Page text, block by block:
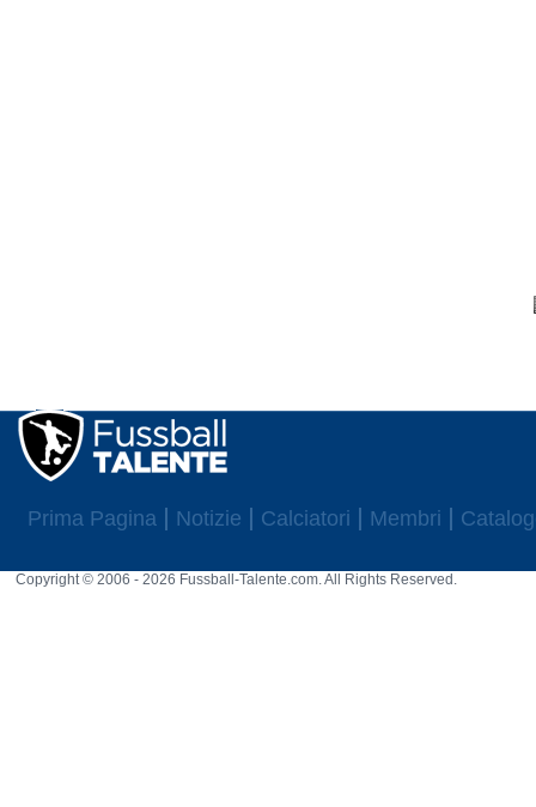
Prima Pagina Notizie Calciatori Membri
Copyright © 2006 - 2026 Fussball-Talente.com. All Rights Reserved.